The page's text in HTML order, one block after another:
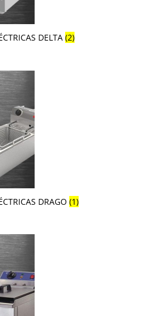
DELTA (2)
DRAGO (1)